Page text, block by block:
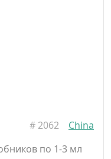
# 2062
China
по 1-3 мл